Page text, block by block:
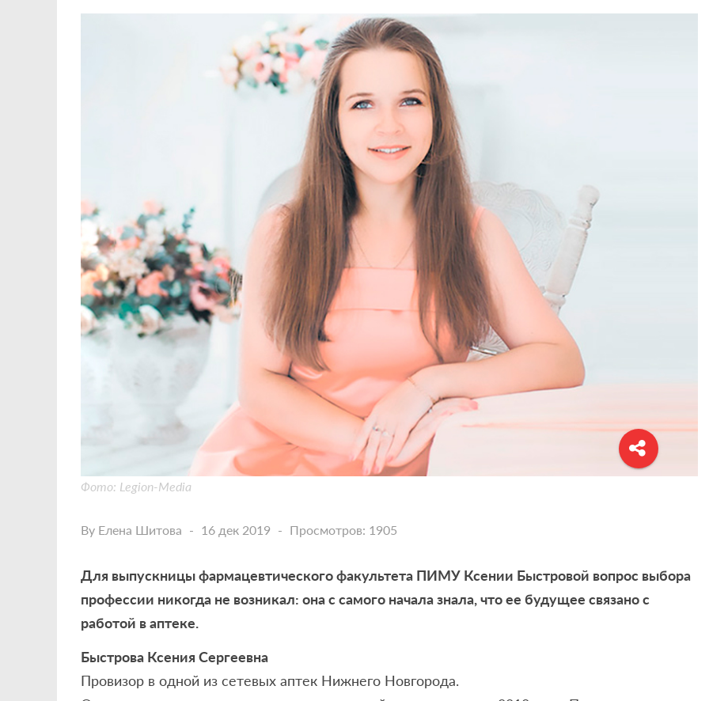
Фото: Legion-Media
By Елена Шитова 16 дек 2019 Просмотров: 1905
Для выпускницы фармацевтического факультета ПИМУ Ксении Быстровой вопрос выбора
профессии никогда не возникал: она с самого начала знала, что ее будущее связано с
работой в аптеке.
Быстрова Ксения Сергеевна
Провизор в одной из сетевых аптек Нижнего Новгорода.